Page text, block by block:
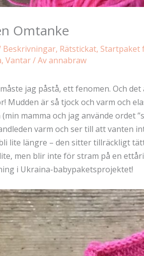
Omtanke
Beskrivningar, Rätstickat, Startpaket
, Vantar/ Avannabraw
jag påstå, ett fenomen. Och
Mudden är så tjock och varm och
mamma och jag använde ordet
varm och ser till att vanten
lite längre – den sitter tillräckligt
men blir inte för stram på en
i Ukraina-babypaketsprojektet!